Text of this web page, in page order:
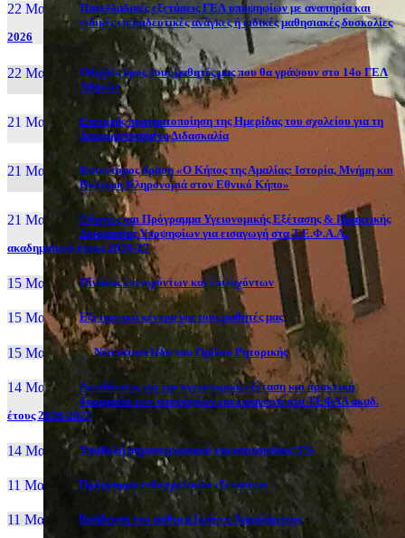
22 Μαι, 26
Πανελλαδικές εξετάσεις ΓΕΛ υποψηφίων με αναπηρία και
ειδικές εκπαιδευτικές ανάγκες ή ειδικές μαθησιακές δυσκολίες
2026
22 Μαι, 26
Οδηγίες προς τους μαθητές μας που θα γράψουν στο 14ο ΓΕΛ
Αθηνών
21 Μαι, 26
Επιτυχής πραγματοποίηση της Ημερίδας του σχολείου για τη
Διαφοροποιημένη Διδασκαλία
21 Μαι, 26
Καινοτόμος δράση «Ο Κήπος της Αμαλίας: Ιστορία, Μνήμη και
Βιώσιμη Κληρονομιά στον Εθνικό Κήπο»
21 Μαι, 26
Οδηγίες και Πρόγραμμα Υγειονομικής Εξέτασης & Πρακτικής
Δοκιμασίας Υποψηφίων για εισαγωγή στα Τ.Ε.Φ.Α.Α.,
ακαδημαϊκού έτους 2026-27
15 Μαι, 26 Πίνακας επιτυχόντων και επιλαχόντων
15 Μαι, 26 Εξεταστικά κέντρα για τους μαθητές μας
15 Μαι, 2026 Νέα ιστοσελίδα του Ομίλου Ρητορικής
14 Μαι, 26
Διευθύνσεις για την υγειονομική εξέταση και πρακτική
δοκιμασία των υποψηφίων για εισαγωγή στα ΤΕΦΑΑ ακαδ.
έτους 2026-2027
14 Μαι, 26 Yποβολή μηχανογραφικού για υποψηφίους 5%
11 Μαι, 26 Πρόγραμμα ενδοσχολικών εξετάσεων
11 Μαι, 26 Βράβευση του μαθητή Ιωάννη Χαραλάμπους